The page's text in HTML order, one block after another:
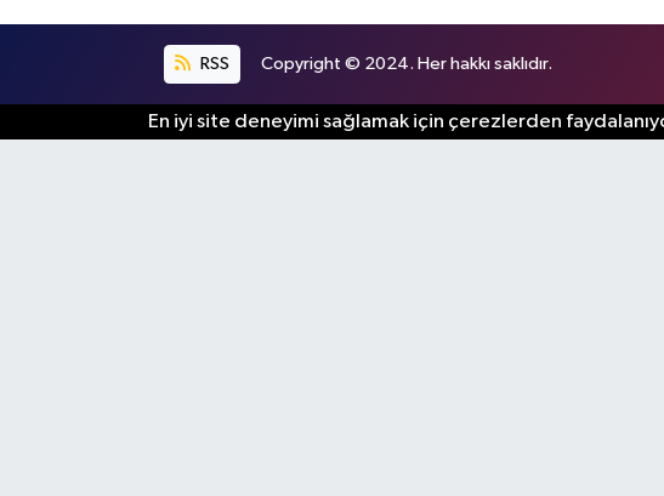
RSS Copyright © 2024. Her hakkı saklıdır.
En iyi site deneyimi sağlamak için çerezlerden